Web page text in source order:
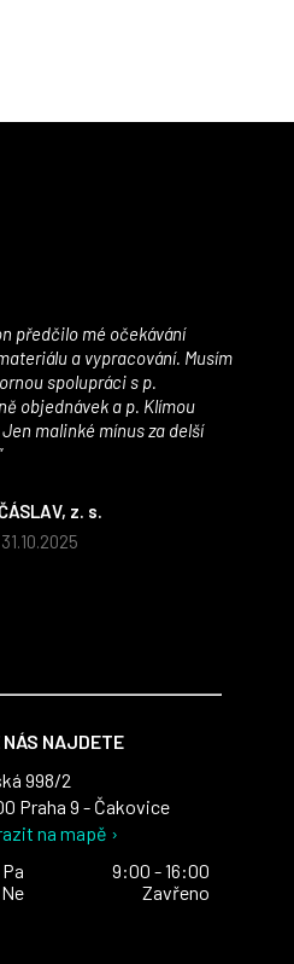
z. s.
obchodu je 5 z 5 hvězdiček.
31.10.2025
a vypracování. Musím
spolupráci s p.
objednávek a p. Klímou
NÁS NAJDETE
998/2
Praha 9 - Čakovice
na mapě ›
9:00 - 16:00
Zavřeno